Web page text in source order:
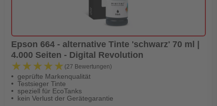
Epson 664 - alternative Tinte 'schwarz' 70 ml |
4.000 Seiten - Digital Revolution
★★★★★
★★★★★ (27 Bewertungen)
geprüfte Markenqualität
Testsieger Tinte
speziell für EcoTanks
kein Verlust der Gerätegarantie